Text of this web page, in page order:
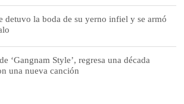
detuvo la boda de su yerno infiel y se armó
‘Gangnam Style’, regresa una década
una nueva canción